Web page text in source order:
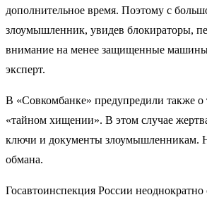
дополнительное время. Поэтому с
злоумышленник, увидев блокираторы,
внимание на менее защищенные
эксперт.
В «Совкомбанке» предупредили также о
«тайном хищении». В этом случае
ключи и документы злоумышленникам.
обмана.
Госавтоинспекция России неоднократно